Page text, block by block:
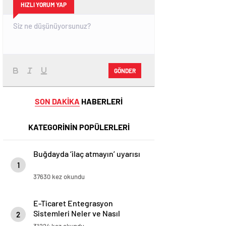
HIZLI YORUM YAP
GÖNDER
SON DAKİKA HABERLERİ
KATEGORİNİN POPÜLERLERİ
1
Buğdayda ‘ilaç atmayın’ uyarısı
37630 kez okundu
2
E-Ticaret Entegrasyon
Sistemleri Neler ve Nasıl
Yapılır?